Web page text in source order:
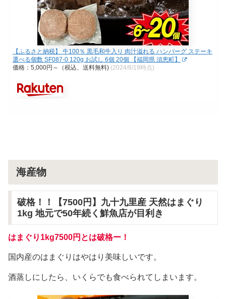
【ふるさと納税】 牛100％ 黒毛和牛入り 肉汁溢れる ハンバーグ ステーキ
選べる個数 SF087-0 120g お試し 6個 20個 【福岡県 須恵町】
価格：5,000円～（税込、送料無料) (2024/8/19時点)
海産物
破格！！【7500円】九十九里産 天然はまぐり
1kg 地元で50年続く鮮魚店が目利き
はまぐり1kg7500円とは破格ー！
国内産のはまぐりはやはり美味しいです。
酒蒸しにしたら、いくらでも食べられてしまいます。